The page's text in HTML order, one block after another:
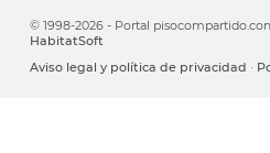
© 1998-2026 - Portal
HabitatSoft
Aviso legal y política de privacidad ·